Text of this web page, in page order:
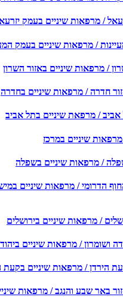
/ מרפאות שיניים בעמק יזרעאל
/ מרפאות שיניים בעמק
מרפאות שיניים באזור השרון
חדרה / מרפאות שיניים בחדרה
/ מרפאת שיניים בתל אביב
שיניים במרכז
/ מרפאות שיניים בשפלה
הדרומי / מרפאות שיניים במישור
/ מרפאות שיניים בירושלים
/ מרפאות שיניים ביהודה
/ מרפאות שיניים בקעת
באר שבע והנגב / מרפאות שיניים